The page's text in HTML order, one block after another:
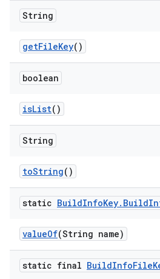
String
getFileKey()
boolean
isList()
String
toString()
static BuildInfoKey. Build
valueOf(String name)
static final BuildInfoFile